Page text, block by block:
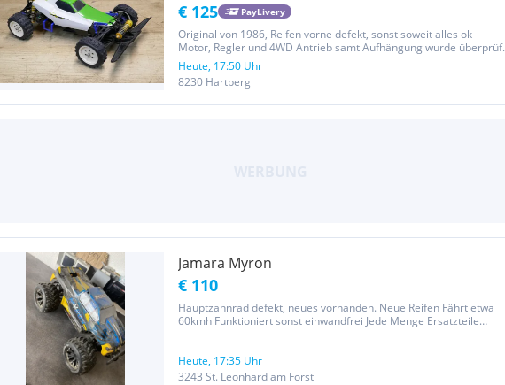
€ 125 PayLivery
Original von 1986, Reifen vorne defekt, sonst soweit alles ok -
Motor, Regler und 4WD Antrieb samt Aufhängung wurde überprüft
und sind in Ordnung, verkaufe trotzdem alles als defekt für Bastler
bzw. Ersatzteilspender aufgrund des Alters, Bilder sind Teil...
Heute, 17:50 Uhr
8230 Hartberg
Jamara Myron
€ 110
Hauptzahnrad defekt, neues vorhanden. Neue Reifen Fährt etwa
60kmh Funktioniert sonst einwandfrei Jede Menge Ersatzteile
Heute, 17:35 Uhr
3243 St. Leonhard am Forst